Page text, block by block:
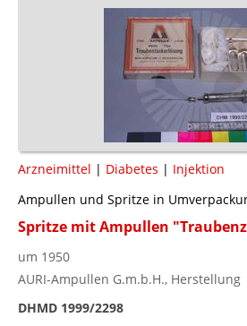
Arzneimittel | Diabetes | Injektion
Ampullen und Spritze in
Spritze mit Ampullen
um 1950
AURI-Ampullen G.m.b.H., Herstellung
DHMD 1999/2298